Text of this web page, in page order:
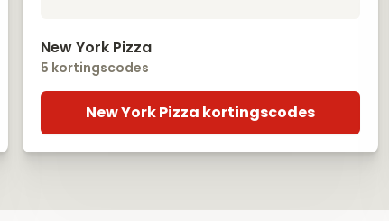
New York Pizza
5 kortingscodes
New York Pizza kortingscodes